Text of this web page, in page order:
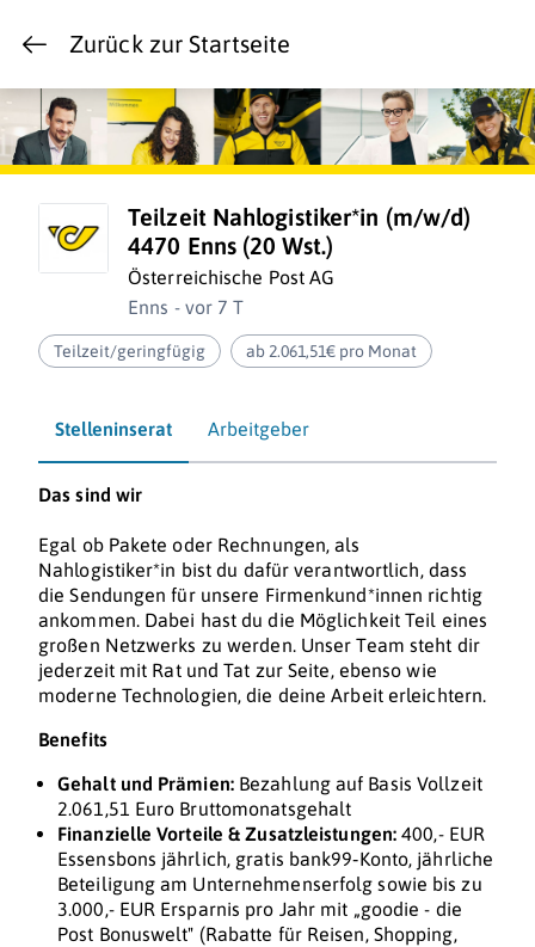
Zurück zur Startseite
Teilzeit Nahlogistiker*in (m/w/d)
4470 Enns (20 Wst.)
Österreichische Post AG
Enns - vor 7 T
Teilzeit/geringfügig ab 2.061,51€ pro Monat
Stelleninserat Arbeitgeber
Das sind wir
Egal ob Pakete oder Rechnungen, als
Nahlogistiker*in bist du dafür verantwortlich, dass
die Sendungen für unsere Firmenkund*innen richtig
ankommen. Dabei hast du die Möglichkeit Teil eines
großen Netzwerks zu werden. Unser Team steht dir
jederzeit mit Rat und Tat zur Seite, ebenso wie
moderne Technologien, die deine Arbeit erleichtern.
Benefits
Gehalt und Prämien: Bezahlung auf Basis Vollzeit
2.061,51 Euro Bruttomonatsgehalt
Finanzielle Vorteile & Zusatzleistungen: 400,- EUR
Essensbons jährlich, gratis bank99‑Konto, jährliche
Beteiligung am Unternehmenserfolg sowie bis zu
3.000,- EUR Ersparnis pro Jahr mit „goodie - die
Post Bonuswelt" (Rabatte für Reisen, Shopping,